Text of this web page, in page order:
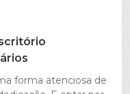
forma atenciosa de